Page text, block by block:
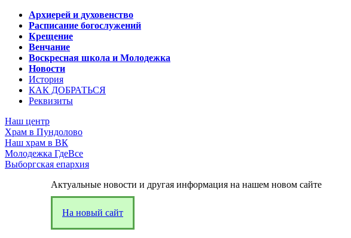
Архиерей и духовенство
Расписание богослужений
Крещение
Венчание
Воскресная школа и Молодежка
Новости
История
КАК ДОБРАТЬСЯ
Реквизиты
Наш центр
Храм в Пундолово
Наш храм в ВК
Молодежка ГдеВсе
Выборгская епархия
Актуальные новости и другая информация на нашем новом сайте
На новый сайт